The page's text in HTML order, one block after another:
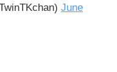
June